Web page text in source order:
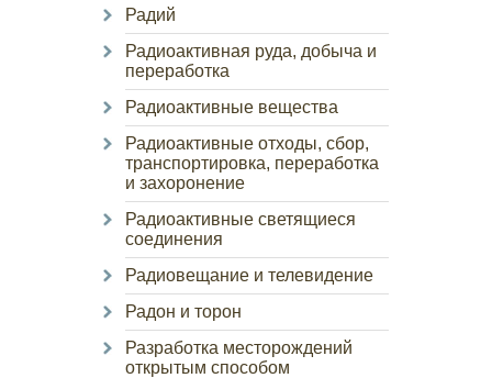
Радий
Радиоактивная руда, добыча и
переработка
Радиоактивные вещества
Радиоактивные отходы, сбор,
транспортировка, переработка
и захоронение
Радиоактивные светящиеся
соединения
Радиовещание и телевидение
Радон и торон
Разработка месторождений
открытым способом